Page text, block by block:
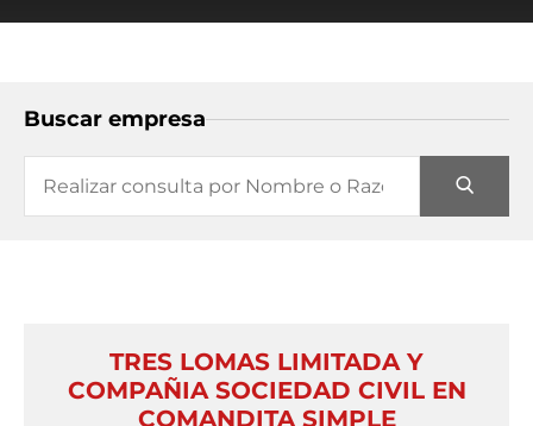
Buscar empresa
TRES LOMAS LIMITADA Y
COMPAÑIA SOCIEDAD CIVIL EN
COMANDITA SIMPLE